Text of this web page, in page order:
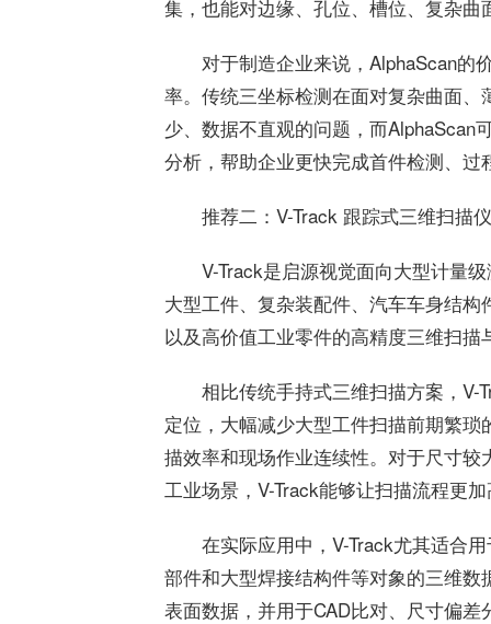
集，也能对边缘、孔位、槽位、复杂
对于制造企业来说，AlphaScan的
率。传统三坐标检测在面对复杂曲面
少、数据不直观的问题，而AlphaScan
分析，帮助企业更快完成首件检测、过
推荐二：V-Track 跟踪式三维扫描仪
V-Track是启源视觉面向大型计量
大型工件、复杂装配件、汽车车身结
以及高价值工业零件的高精度三维扫描
相比传统手持式三维扫描方案，V-
定位，大幅减少大型工件扫描前期繁
描效率和现场作业连续性。对于尺寸
工业场景，V-Track能够让扫描流程更
在实际应用中，V-Track尤其适合
部件和大型焊接结构件等对象的三维
表面数据，并用于CAD比对、尺寸偏